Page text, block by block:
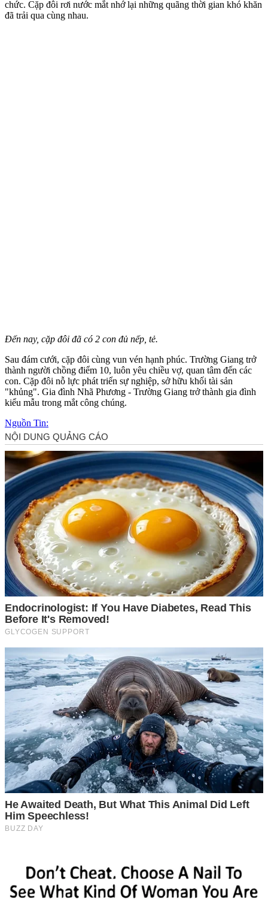
chức. Cặp đôi rơi nước mắt nhớ lại những quãng thời gian khó khăn
đã trải qua cùng nhau.
Đến nay, cặp đôi đã có 2 con đủ nếp, tẻ.
Sau đám cưới, cặp đôi cùng vun vén hạnh phúc. Trường Giang trở
thành người chồng điểm 10, luôn yêu chiều vợ, quan tâm đến các
con. Cặp đôi nỗ lực phát triển sự nghiệp, sở hữu khối tài sản
"khủng". Gia đình Nhã Phương - Trường Giang trở thành gia đình
kiểu mẫu trong mắt công chúng.
Nguồn Tin: